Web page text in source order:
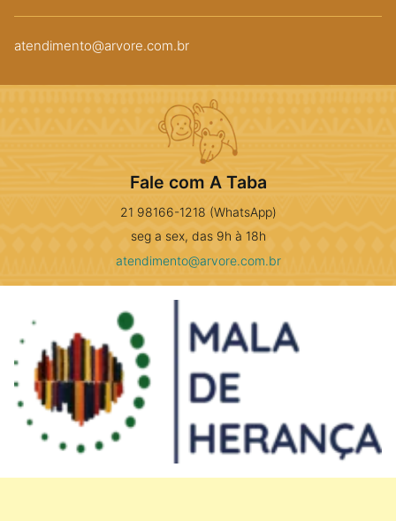
atendimento@arvore.com.br
Fale com A Taba
21 98166-1218 (WhatsApp)
seg a sex, das 9h à 18h
atendimento@arvore.com.br